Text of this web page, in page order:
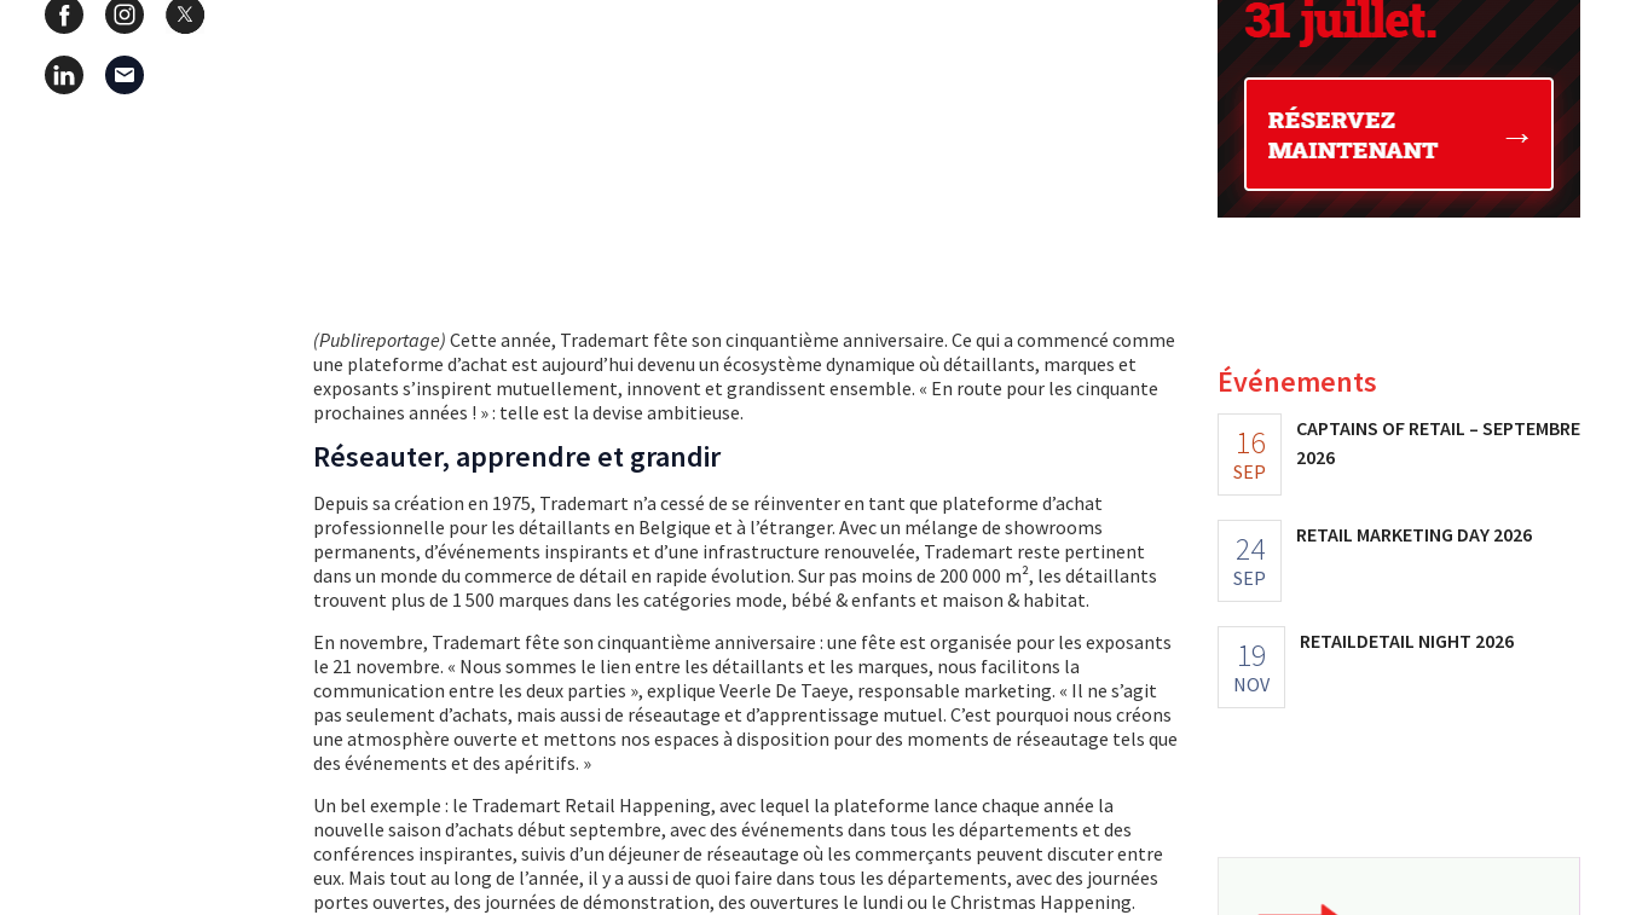
(Publireportage) Cette année, Trademart fête son cinquantième anniversaire. Ce qui a commencé comme
une plateforme d’achat est aujourd’hui devenu un écosystème dynamique où détaillants, marques et
exposants s’inspirent mutuellement, innovent et grandissent ensemble. « En route pour les cinquante
prochaines années ! » : telle est la devise ambitieuse.
Réseauter, apprendre et grandir
Depuis sa création en 1975, Trademart n’a cessé de se réinventer en tant que plateforme d’achat
professionnelle pour les détaillants en Belgique et à l’étranger. Avec un mélange de showrooms
permanents, d’événements inspirants et d’une infrastructure renouvelée, Trademart reste pertinent
dans un monde du commerce de détail en rapide évolution. Sur pas moins de 200 000 m², les détaillants
trouvent plus de 1 500 marques dans les catégories mode, bébé & enfants et maison & habitat.
En novembre, Trademart fête son cinquantième anniversaire : une fête est organisée pour les exposants
le 21 novembre. « Nous sommes le lien entre les détaillants et les marques, nous facilitons la
communication entre les deux parties », explique Veerle De Taeye, responsable marketing. « Il ne s’agit
pas seulement d’achats, mais aussi de réseautage et d’apprentissage mutuel. C’est pourquoi nous créons
une atmosphère ouverte et mettons nos espaces à disposition pour des moments de réseautage tels que
des événements et des apéritifs. »
Un bel exemple : le Trademart Retail Happening, avec lequel la plateforme lance chaque année la
nouvelle saison d’achats début septembre, avec des événements dans tous les départements et des
conférences inspirantes, suivis d’un déjeuner de réseautage où les commerçants peuvent discuter entre
eux. Mais tout au long de l’année, il y a aussi de quoi faire dans tous les départements, avec des journées
portes ouvertes, des journées de démonstration, des ouvertures le lundi ou le Christmas Happening.
Événements
16
SEP
CAPTAINS OF RETAIL – SEPTEMBRE
2026
24
SEP
RETAIL MARKETING DAY 2026
19
NOV
RETAILDETAIL NIGHT 2026